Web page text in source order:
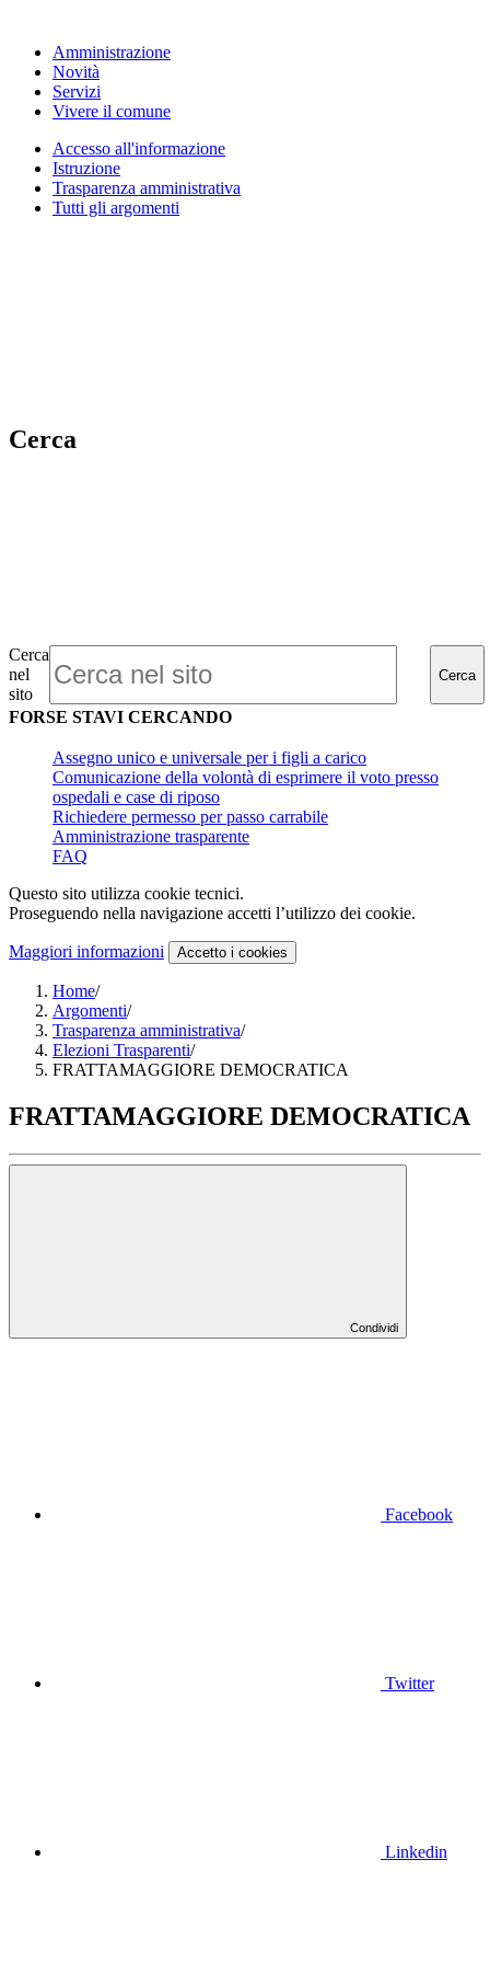
Amministrazione
Novità
Servizi
Vivere il comune
Accesso all'informazione
Istruzione
Trasparenza amministrativa
Tutti gli argomenti
Cerca
Cerca
nel
sito
Cerca
FORSE STAVI CERCANDO
Assegno unico e universale per i figli a carico
Comunicazione della volontà di esprimere il voto presso
ospedali e case di riposo
Richiedere permesso per passo carrabile
Amministrazione trasparente
FAQ
Questo sito utilizza cookie tecnici.
Proseguendo nella navigazione accetti l’utilizzo dei cookie.
Maggiori informazioni Accetto i cookies
Home/
Argomenti/
Trasparenza amministrativa/
Elezioni Trasparenti/
FRATTAMAGGIORE DEMOCRATICA
FRATTAMAGGIORE DEMOCRATICA
Condividi
Facebook
Twitter
Linkedin